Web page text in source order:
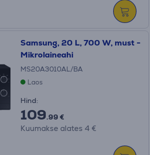
Samsung, 20 L, 700 W, must -
Mikrolaineahi
MS20A3010AL/BA
Laos
Hind:
109.99 €
Kuumakse alates 4 €